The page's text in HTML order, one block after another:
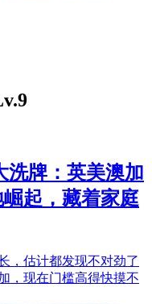
洗牌：英美澳加
起，藏着家庭
，估计都发现不对劲了
现在门槛高得快摸不